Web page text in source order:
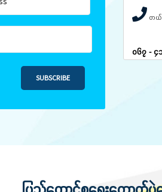
SUBSCRIBE
တယ်
၀၆၇ - ၄